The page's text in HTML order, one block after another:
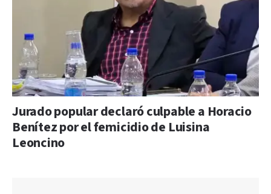
Jurado popular declaró culpable a Horacio
Benítez por el femicidio de Luisina
Leoncino